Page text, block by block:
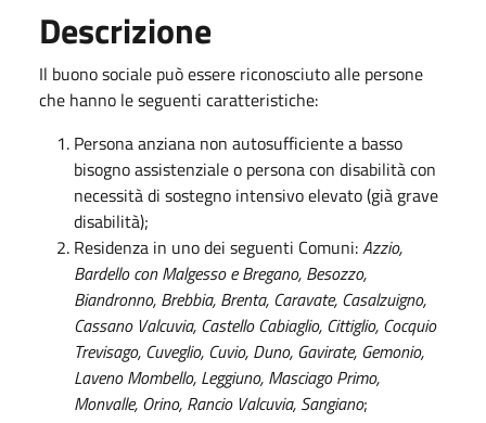
Descrizione
Il buono sociale può essere riconosciuto alle persone
che hanno le seguenti caratteristiche:
Persona anziana non autosufficiente a basso
bisogno assistenziale o persona con disabilità con
necessità di sostegno intensivo elevato (già grave
disabilità);
Residenza in uno dei seguenti Comuni:Azzio,
Bardello con Malgesso e Bregano, Besozzo,
Biandronno, Brebbia, Brenta, Caravate, Casalzuigno,
Cassano Valcuvia, Castello Cabiaglio, Cittiglio, Cocquio
Trevisago, Cuveglio, Cuvio, Duno, Gavirate, Gemonio,
Laveno Mombello, Leggiuno, Masciago Primo,
Monvalle, Orino, Rancio Valcuvia, Sangiano;